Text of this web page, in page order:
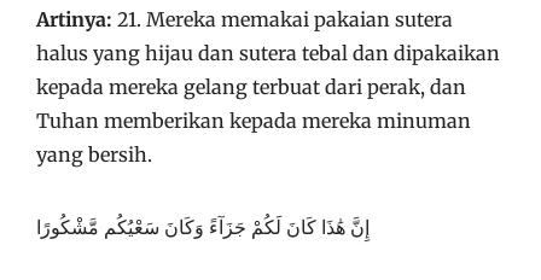
Artinya: 21. Mereka memakai pakaian sutera
halus yang hijau dan sutera tebal dan dipakaikan
kepada mereka gelang terbuat dari perak, dan
Tuhan memberikan kepada mereka minuman
yang bersih.
إِنَّ هَٰذَا كَانَ لَكُمْ جَزَآءً وَكَانَ سَعْيُكُم مَّشْكُورًا